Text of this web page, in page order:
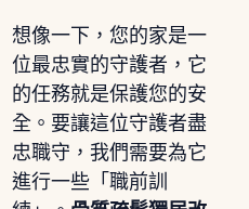
想像一下，您的家是一
位最忠實的守護者，它
的任務就是保護您的安
全。要讓這位守護者盡
忠職守，我們需要為它
進行一些「職前訓